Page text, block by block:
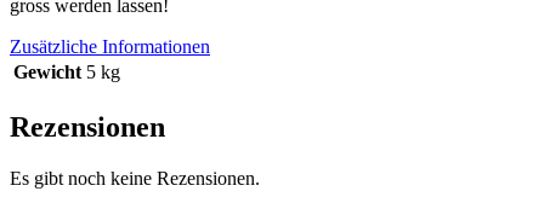
gross werden lassen!
Zusätzliche Informationen
Gewicht 5 kg
Rezensionen
Es gibt noch keine Rezensionen.